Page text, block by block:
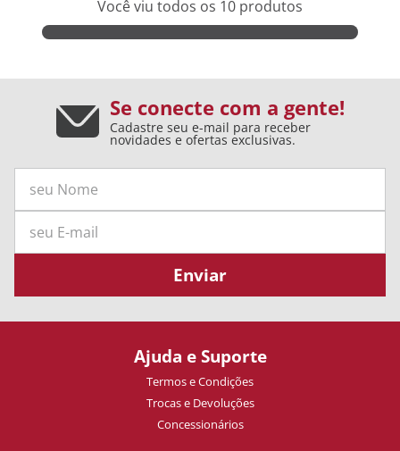
Você viu todos os 10 produtos
Se conecte com a gente!
Cadastre seu e-mail para receber
novidades e ofertas exclusivas.
Enviar
Ajuda e Suporte
Termos e Condições
Trocas e Devoluções
Concessionários